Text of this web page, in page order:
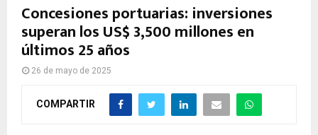
Concesiones portuarias: inversiones
superan los US$ 3,500 millones en
últimos 25 años
26 de mayo de 2025
COMPARTIR